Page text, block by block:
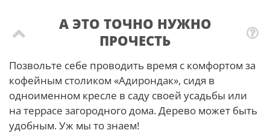
А ЭТО ТОЧНО НУЖНО
ПРОЧЕСТЬ
Позвольте себе проводить время с комфортом за
кофейным столиком «Адирондак», сидя в
одноименном кресле в саду своей усадьбы или
на террасе загородного дома. Дерево может быть
удобным. Уж мы то знаем!